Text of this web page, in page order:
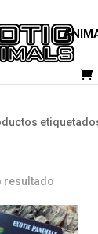
resultado